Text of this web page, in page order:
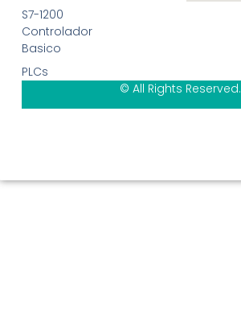
S7-1200
Controlador
Basico
PLCs
© All Rights Reserved.